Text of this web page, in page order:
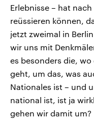
Erlebnisse – hat
reüssieren können,
jetzt zweimal in
wir uns mit
es besonders die,
geht, um das, was
Nationales ist – und
national ist, ist ja
gehen wir damit um?